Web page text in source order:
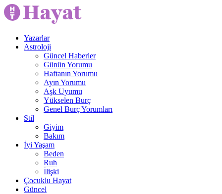
Yazarlar
Astroloji
Güncel Haberler
Günün Yorumu
Haftanın Yorumu
Ayın Yorumu
Aşk Uyumu
Yükselen Burç
Genel Burç Yorumları
Stil
Giyim
Bakım
İyi Yaşam
Beden
Ruh
İlişki
Çocuklu Hayat
Güncel